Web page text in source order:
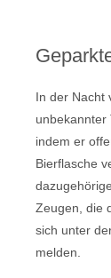
In der Nacht
unbekannter
indem er
Bierflasche
Zeugen, die
sich unter
melden.